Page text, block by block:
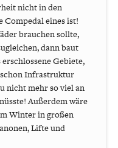
nicht in den
eines ist!
brauchen sollte,
dann baut
Gebiete,
schon Infrastruktur
nicht mehr so viel an
Außerdem wäre
Winter in großen
Lifte und